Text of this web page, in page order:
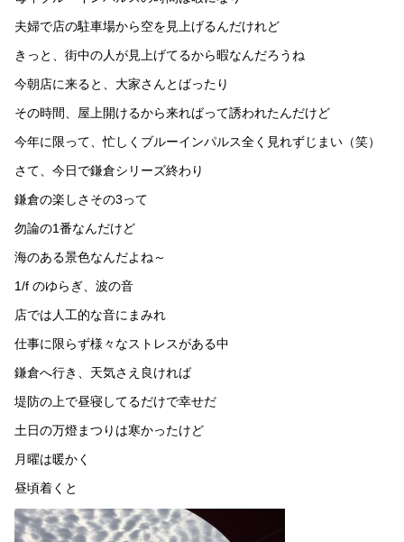
夫婦で店の駐車場から空を見上げるんだけれど
きっと、街中の人が見上げてるから暇なんだろうね
今朝店に来ると、大家さんとばったり
その時間、屋上開けるから来ればって誘われたんだけど
今年に限って、忙しくブルーインパルス全く見れずじまい（笑）
さて、今日で鎌倉シリーズ終わり
鎌倉の楽しさその3って
勿論の1番なんだけど
海のある景色なんだよね～
1/f のゆらぎ、波の音
店では人工的な音にまみれ
仕事に限らず様々なストレスがある中
鎌倉へ行き、天気さえ良ければ
堤防の上で昼寝してるだけで幸せだ
土日の万燈まつりは寒かったけど
月曜は暖かく
昼頃着くと